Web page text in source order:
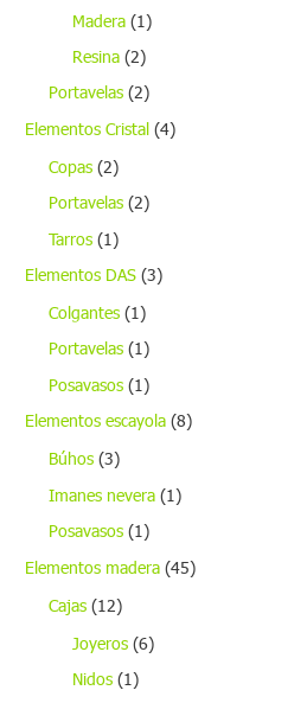
Madera (1)
Resina (2)
Portavelas (2)
Elementos Cristal (4)
Copas (2)
Portavelas (2)
Tarros (1)
Elementos DAS (3)
Colgantes (1)
Portavelas (1)
Posavasos (1)
Elementos escayola (8)
Búhos (3)
Imanes nevera (1)
Posavasos (1)
Elementos madera (45)
Cajas (12)
Joyeros (6)
Nidos (1)